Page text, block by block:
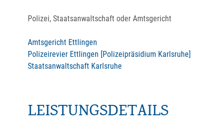
Polizei, Staatsanwaltschaft oder Amtsgericht
Amtsgericht Ettlingen
Polizeirevier Ettlingen [Polizeipräsidium Karlsruhe]
Staatsanwaltschaft Karlsruhe
LEISTUNGSDETAILS